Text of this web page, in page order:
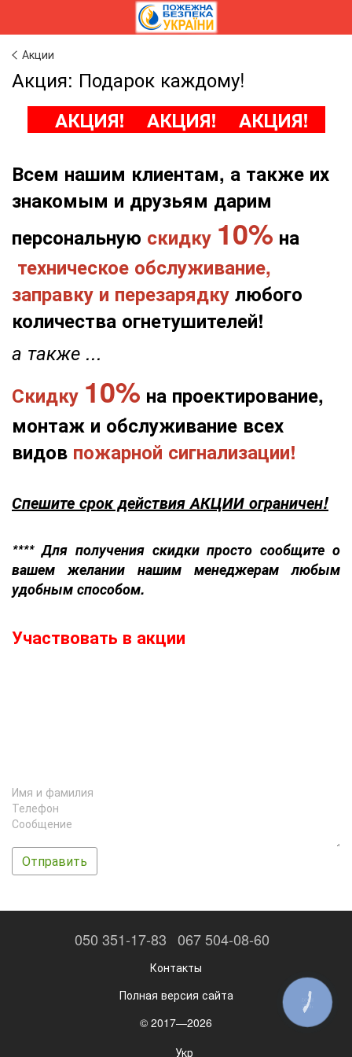
Акции
Акция: Подарок каждому!
АКЦИЯ! АКЦИЯ! АКЦИЯ!
Всем нашим клиентам, а также их
знакомым и друзьям дарим
персональную скидку 10% на
техническое обслуживание,
заправку и перезарядку любого
количества огнетушителей!
а также ...
Скидку 10% на проектирование,
монтаж и обслуживание всех
видов пожарной сигнализации!
Спешите срок действия АКЦИИ ограничен!
**** Для получения скидки просто сообщите о
вашем желании нашим менеджерам любым
удобным способом.
Участвовать в акции
Отправить
050 351-17-83 067 504-08-60
Контакты
Полная версия сайта
© 2017—2026
Укр
КНОПКА
ЗВ'ЯЗКУ